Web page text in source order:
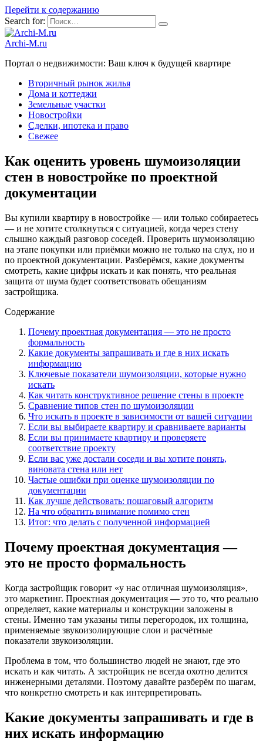
Перейти к содержанию
Search for:
Archi-M.ru
Портал о недвижимости: Ваш ключ к будущей квартире
Вторичный рынок жилья
Дома и коттеджи
Земельные участки
Новостройки
Сделки, ипотека и право
Свежее
Как оценить уровень шумоизоляции
стен в новостройке по проектной
документации
Вы купили квартиру в новостройке — или только собираетесь
— и не хотите столкнуться с ситуацией, когда через стену
слышно каждый разговор соседей. Проверить шумоизоляцию
на этапе покупки или приёмки можно не только на слух, но и
по проектной документации. Разберёмся, какие документы
смотреть, какие цифры искать и как понять, что реальная
защита от шума будет соответствовать обещаниям
застройщика.
Содержание
Почему проектная документация — это не просто
формальность
Какие документы запрашивать и где в них искать
информацию
Ключевые показатели шумоизоляции, которые нужно
искать
Как читать конструктивное решение стены в проекте
Сравнение типов стен по шумоизоляции
Что искать в проекте в зависимости от вашей ситуации
Если вы выбираете квартиру и сравниваете варианты
Если вы принимаете квартиру и проверяете
соответствие проекту
Если вас уже достали соседи и вы хотите понять,
виновата стена или нет
Частые ошибки при оценке шумоизоляции по
документации
Как лучше действовать: пошаговый алгоритм
На что обратить внимание помимо стен
Итог: что делать с полученной информацией
Почему проектная документация —
это не просто формальность
Когда застройщик говорит «у нас отличная шумоизоляция»,
это маркетинг. Проектная документация — это то, что реально
определяет, какие материалы и конструкции заложены в
стены. Именно там указаны типы перегородок, их толщина,
применяемые звукоизолирующие слои и расчётные
показатели звукоизоляции.
Проблема в том, что большинство людей не знают, где это
искать и как читать. А застройщик не всегда охотно делится
инженерными деталями. Поэтому давайте разберём по шагам,
что конкретно смотреть и как интерпретировать.
Какие документы запрашивать и где в
них искать информацию